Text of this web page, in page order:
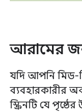
আরামের
যদি আপনি মিড-
ব্যবহারকারীর
স্ক্রিনটি যে